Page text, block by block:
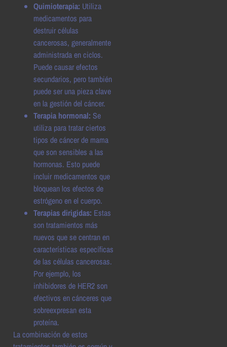
Quimioterapia: Utiliza
medicamentos para
destruir células
cancerosas, generalmente
administrada en ciclos.
Puede causar efectos
secundarios, pero también
puede ser una pieza clave
en la gestión del cáncer.
Terapia hormonal: Se
utiliza para tratar ciertos
tipos de cáncer de mama
que son sensibles a las
hormonas. Esto puede
incluir medicamentos que
bloquean los efectos de
estrógeno en el cuerpo.
Terapias dirigidas: Estas
son tratamientos más
nuevos que se centran en
características específicas
de las células cancerosas.
Por ejemplo, los
inhibidores de HER2 son
efectivos en cánceres que
sobreexpresan esta
proteína.
La combinación de estos